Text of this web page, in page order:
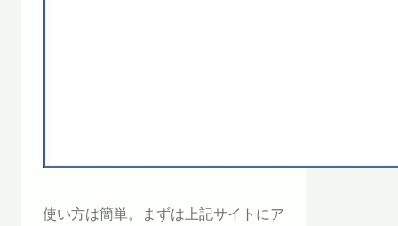
使い方は簡単。まずは上記サイトにア